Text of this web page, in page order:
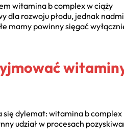
witamina b complex w ciąży
dla rozwoju płodu, jednak
mamy powinny sięgać
się dylemat: witamina b complex
udział w procesach